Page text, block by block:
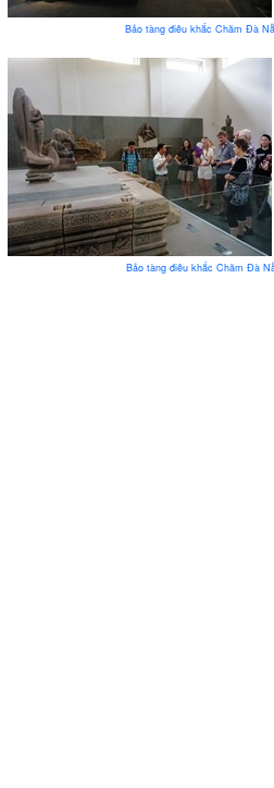
Bảo tàng điêu khắc Chăm Đà
Bảo tàng điêu khắc Chăm Đà